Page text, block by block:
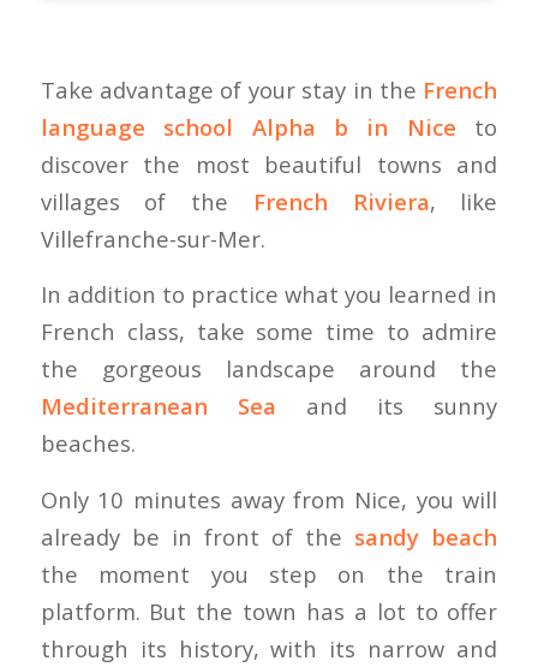
Take advantage of your stay in the French
language school Alpha b in Nice to
discover the most beautiful towns and
villages of the French Riviera, like
Villefranche-sur-Mer.
In addition to practice what you learned in
French class, take some time to admire
the gorgeous landscape around the
Mediterranean Sea and its sunny
beaches.
Only 10 minutes away from Nice, you will
already be in front of the sandy beach
the moment you step on the train
platform. But the town has a lot to offer
through its history, with its narrow and